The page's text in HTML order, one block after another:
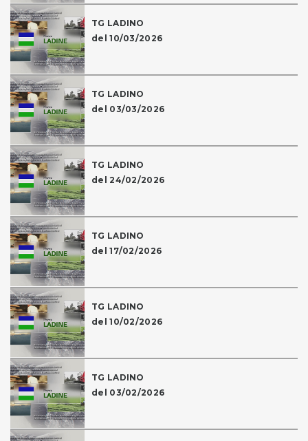
TG LADINO
del 10/03/2026
TG LADINO
del 03/03/2026
TG LADINO
del 24/02/2026
TG LADINO
del 17/02/2026
TG LADINO
del 10/02/2026
TG LADINO
del 03/02/2026